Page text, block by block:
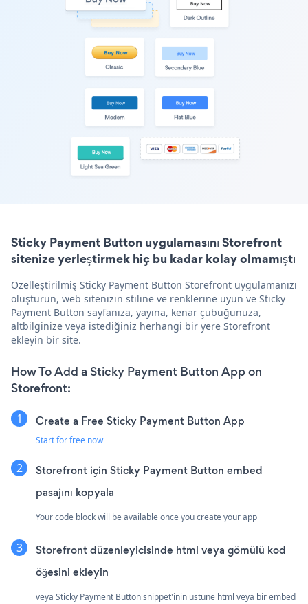
Sticky Payment Button uygulamasını Storefront
sitenize yerleştirmek hiç bu kadar kolay olmamıştı
Özelleştirilmiş Sticky Payment Button Storefront uygulamanızı
oluşturun, web sitenizin stiline ve renklerine uyun ve Sticky
Payment Button sayfanıza, yayına, kenar çubuğunuza,
altbilginize veya istediğiniz herhangi bir yere Storefront
ekleyin bir site.
How To Add a Sticky Payment Button App on
Storefront:
Create a Free Sticky Payment Button App
Start for free now
Storefront için Sticky Payment Button embed
pasajını kopyala
Your code block will be available once you create your app
Storefront düzenleyicisinde html veya gömülü kod
öğesini ekleyin
veya Sticky Payment Button snippet'inin üstüne html veya bir embed